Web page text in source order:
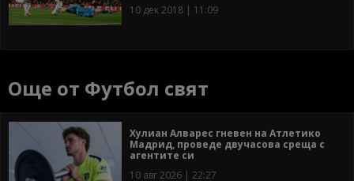
10 дек 2018 | 11:09
Още от Футбол свят
Хулиан Алварес гневен на Атлетико
Мадрид, проведе двучасова среща с
агентите си
10 авг 2026 | 22:27